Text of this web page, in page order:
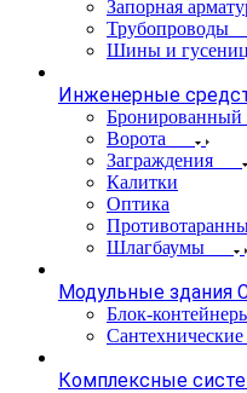
Запорная
Трубопроводы
Шины и
Инженерные
Бронированный
Ворота
Заграждения
Калитки
Оптика
Шлагбаумы
Модульные здания
Блок-
Комплексные